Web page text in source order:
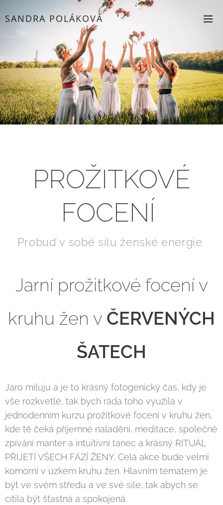
SANDRA POLÁKOVÁ
PROŽITKOVÉ
FOCENÍ
Probuď v sobě sílu ženské energie
Jarní prožitkové focení v
kruhu žen v ČERVENÝCH
ŠATECH
Jaro miluju a je to krásný fotogenický čas, kdy je
vše rozkvetlé, tak bych ráda toho využila v
jednodenním kurzu prožitkové focení v kruhu žen,
kde tě čeká příjemné naladění, meditace, společné
zpívání manter a intuitivní tanec a krásný RITUÁL
PŘIJETÍ VŠECH FÁZÍ ŽENY. Celá akce bude velmi
komorní v úzkém kruhu žen. Hlavním tématem je
být ve svém středu a ve své síle, tak abych se
cítila být šťastná a spokojená.